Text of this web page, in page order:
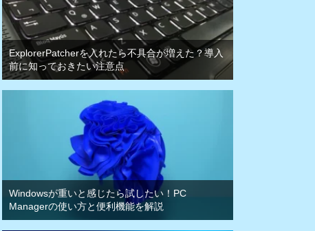
ExplorerPatcherを入れたら不具合が増えた？導入
前に知っておきたい注意点
Windowsが重いと感じたら試したい！PC
Managerの使い方と便利機能を解説